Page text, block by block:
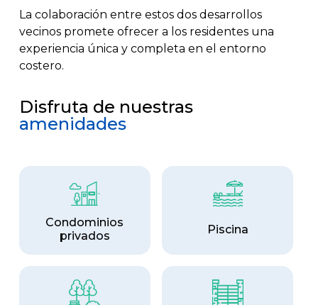
La colaboración entre estos dos desarrollos
vecinos promete ofrecer a los residentes una
experiencia única y completa en el entorno
costero.
Disfruta de nuestras
amenidades
Condominios
privados
Piscina